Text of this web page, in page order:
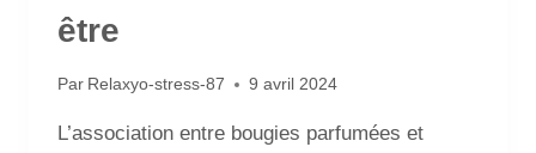
être
Par Relaxyo-stress-87 9 avril 2024
L’association entre bougies parfumées et